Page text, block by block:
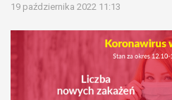
19 października 2022 11:13